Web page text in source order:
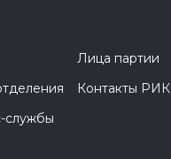
Лица партии
Контакты РИК
службы